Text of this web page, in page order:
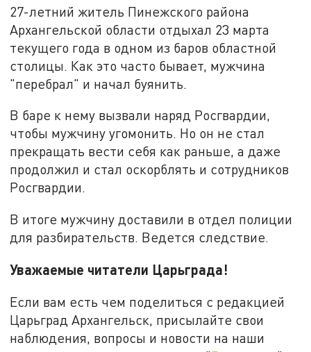
27-летний житель Пинежского района
Архангельской области отдыхал 23 марта
текущего года в одном из баров областной
столицы. Как это часто бывает, мужчина
"перебрал" и начал буянить.
В баре к нему вызвали наряд Росгвардии,
чтобы мужчину угомонить. Но он не стал
прекращать вести себя как раньше, а даже
продолжил и стал оскорблять и сотрудников
Росгвардии.
В итоге мужчину доставили в отдел полиции
для разбирательств. Ведется следствие.
Уважаемые читатели Царьграда!
Если вам есть чем поделиться с редакцией
Царьград Архангельск, присылайте свои
наблюдения, вопросы и новости на наши